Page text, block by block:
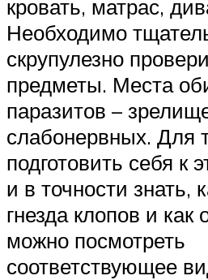
кровать, матрас,
Необходимо
скрупулезно
предметы. Места
паразитов –
слабонервных. Для
подготовить себя к
и в точности знать,
гнезда клопов и как
можно посмотреть
соответствующее